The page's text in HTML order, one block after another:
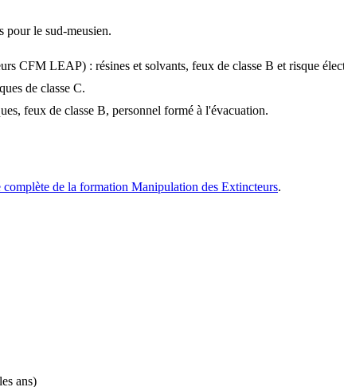
pour le sud-meusien.
CFM LEAP) : résines et solvants, feux de classe B et risque
de classe C.
feux de classe B, personnel formé à l'évacuation.
complète de la formation Manipulation des Extincteurs.
ans)